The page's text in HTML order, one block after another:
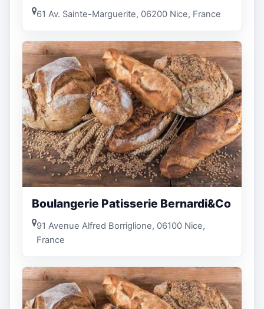
61 Av. Sainte-Marguerite, 06200 Nice, France
Boulangerie Patisserie Bernardi&Co
91 Avenue Alfred Borriglione, 06100 Nice,
France